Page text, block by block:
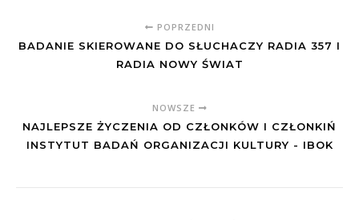
POPRZEDNI
BADANIE SKIEROWANE DO SŁUCHACZY RADIA 357 I
RADIA NOWY ŚWIAT
NOWSZE
NAJLEPSZE ŻYCZENIA OD CZŁONKÓW I CZŁONKIŃ
INSTYTUT BADAŃ ORGANIZACJI KULTURY - IBOK